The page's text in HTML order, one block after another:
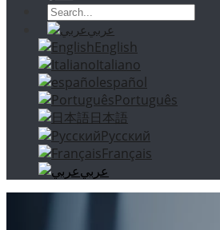
عربي
English
Italiano
español
Português
日本語
Русский
Français
عربي